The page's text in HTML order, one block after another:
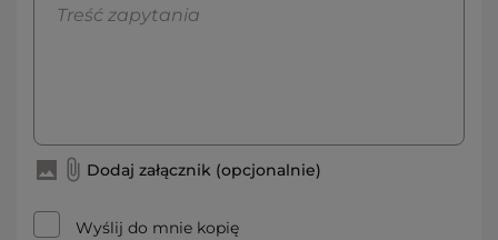
Dodaj załącznik (opcjonalnie)
Wyślij do mnie kopię